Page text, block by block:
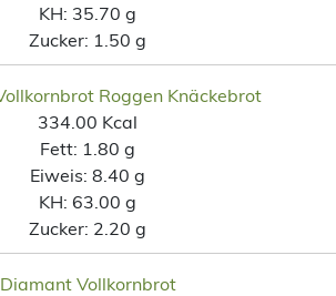
KH: 35.70 g
Zucker: 1.50 g
Roggen Knäckebrot
334.00 Kcal
Fett: 1.80 g
Eiweis: 8.40 g
KH: 63.00 g
Zucker: 2.20 g
Diamant Vollkornbrot